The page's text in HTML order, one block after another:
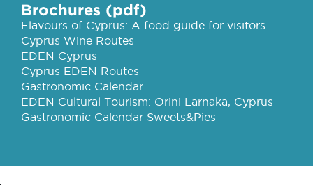
Brochures (pdf)
Flavours of Cyprus: A food guide for visitors
Cyprus Wine Routes
EDEN Cyprus
Cyprus EDEN Routes
Gastronomic Calendar
EDEN Cultural Tourism: Orini Larnaka, Cyprus
Gastronomic Calendar Sweets&Pies